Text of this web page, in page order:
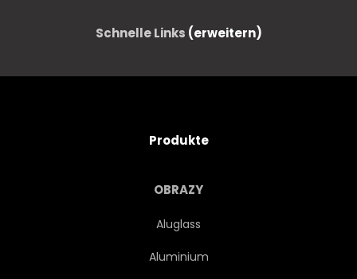
ARCHITEKTUR REISEN
DOWNTOWN SKYLINE
LANDSCHAFT
Schnelle Links (erweitern)
Produkte
OBRAZY
Aluglass
Aluminium